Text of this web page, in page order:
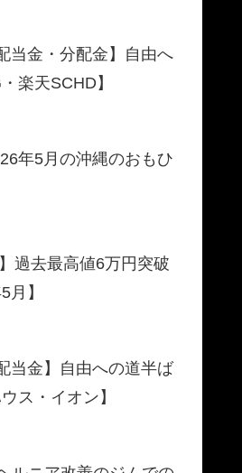
当金・分配金】自由へ
楽天SCHD】
年5月の沖縄のおもひ
過去最高値6万円突破
月】
当金】自由への道半ば
ス・イオン】